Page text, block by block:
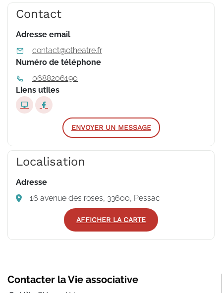
Contact
Adresse email
contact@otheatre.fr
Numéro de téléphone
0688206190
Liens utiles
ENVOYER UN MESSAGE
Localisation
Adresse
16 avenue des roses, 33600, Pessac
AFFICHER LA CARTE
Contacter la Vie associative